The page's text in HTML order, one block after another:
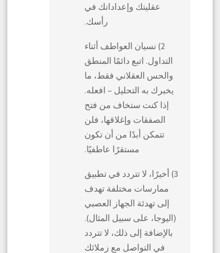
عقليتك وإعداداتك في
رأسك.
2) نسيان العواطف أثناء
التداول. اتبع دائمًا المنطق
والحس العقلاني فقط، ما
يخبرك به التحليل – افعله.
إذا كنت ستخاف من فتح
الصفقات وإغلاقها، فلن
تتمكن أبدًا من أن تكون
مستقرًا عاطفيًا.
3) أخيرًا، لا تتردد في تطبيق
ممارسات مختلفة تهدف
إلى تهدئة الجهاز العصبي
(اليوجا، على سبيل المثال).
بالإضافة إلى ذلك، لا تتردد
في التواصل مع زملائك